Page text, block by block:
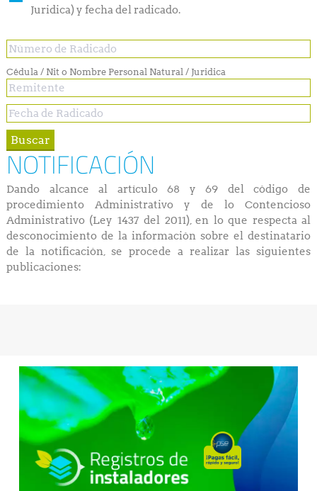
Juridica) y fecha del radicado.
Cédula / Nit o Nombre Personal Natural / Juridica
NOTIFICACIÓN
Dando alcance al artículo 68 y 69 del código de
procedimiento Administrativo y de lo Contencioso
Administrativo (Ley 1437 del 2011), en lo que respecta al
desconocimiento de la información sobre el destinatario
de la notificación, se procede a realizar las siguientes
publicaciones: